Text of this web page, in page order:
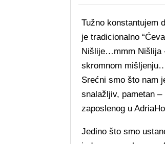
Tužno konstantujem
je tradicionalno
Nišlije…mmm Nišlija
skromnom
Srećni smo što nam
snalažljiv, pametan
zaposlenog u
Jedino što smo